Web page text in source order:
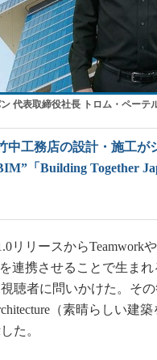
代表取締役社長 トロム・ペーテ
中工務店の設計・施工が
「Building Together
リリースからTeamwork
連携させることで生ま
聴者に問いかけた。そ
（素晴らしい
た。